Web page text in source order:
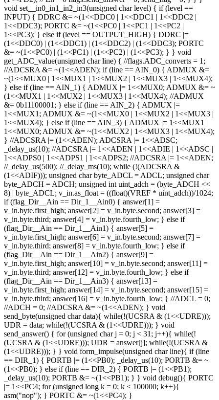
void set__in0_in1_in2_in3(unsigned char level) { if (level ==
INPUT) { DDRC &= ~(1<<DDC0 | 1<<DDC1 | 1<<DDC2 |
1<<DDC3); PORTC &= ~(1<<PC0 | 1<<PC1 | 1<<PC2 |
1<<PC3); } else if (level == OUTPUT_HIGH) { DDRC |=
(1<<DDC0) | (1<<DDC1) | (1<<DDC2) | (1<<DDC3); PORTC
&= ~(1<<PC0) | (1<<PC1) | (1<<PC2) | (1<<PC3); } } void
get_ADC_value(unsigned char line) { //flags.ADC_converts = 1;
//ADCSRA &= ~(1<<ADEN); if (line == AIN_0) { ADMUX &=
~(1<<MUX0 | 1<<MUX1 | 1<<MUX2 | 1<<MUX3 | 1<<MUX4);
} else if (line == AIN_1) { ADMUX |= 1<<MUX0; ADMUX &= ~
(1<<MUX1 | 1<<MUX2 | 1<<MUX3 | 1<<MUX4); //ADMUX
&= 0b11100001; } else if (line == AIN_2) { ADMUX |=
1<<MUX1; ADMUX &= ~(1<<MUX0 | 1<<MUX2 | 1<<MUX3 |
1<<MUX4); } else if (line == AIN_3) { ADMUX |= 1<<MUX1 |
1<<MUX0; ADMUX &= ~(1<<MUX2 | 1<<MUX3 | 1<<MUX4);
} //ADCSRA |= (1<<ADEN); ADCSRA |= 1<<ADSC;
_delay_us(10); //ADCSRA |= 1<<ADEN | 1<<ADIE | 1<<ADSC |
1<<ADPS0 | 1<<ADPS1 | 1<<ADPS2; //ADCSRA |= 1<<ADEN;
//_delay_us(500); //_delay_ms(10); while (!(ADCSRA &
(1<<ADIF))); unsigned char byte_ADCL = ADCL; unsigned char
byte_ADCH = ADCH; unsigned int uint_adch = (byte_ADCH <<
8) | byte_ADCL; v_in.as_float = ((float)(VREF * uint_adch))/1024;
if (flag_Dir__Ain == Dir_1__Ain0) { answer[1] =
v_in.byte.first_high; answer[2] = v_in.byte.second; answer[3] =
v_in.byte.third; answer[4] = v_in.byte.fourth_low; } else if
(flag_Dir__Ain == Dir_1__Ain1) { answer[5] =
v_in.byte.first_high; answer[6] = v_in.byte.second; answer[7] =
v_in.byte.third; answer[8] = v_in.byte.fourth_low; } else if
(flag_Dir__Ain == Dir_1__Ain2) { answer[9] =
v_in.byte.first_high; answer[10] = v_in.byte.second; answer[11] =
v_in.byte.third; answer[12] = v_in.byte.fourth_low; } else if
(flag_Dir__Ain == Dir_1__Ain3) { answer[13] =
v_in.byte.first_high; answer[14] = v_in.byte.second; answer[15] =
v_in.byte.third; answer[16] = v_in.byte.fourth_low; } //ADCL = 0;
//ADCH = 0; //ADCSRA &= ~(1<<ADEN); } void
send_byte(unsigned char data){ while(!(UCSRA & (1<<UDRE)));
UDR = data; while(!(UCSRA & (1<<UDRE))); } void
send_answer() { for (unsigned char j = 0; j < 31; j++){ while(!
(UCSRA & (1<<UDRE))); UDR = answer[j]; while(!(UCSRA &
(1<<UDRE))); } } void form_impulse(unsigned char line){ if (line
== DIR_1) { PORTB |= (1<<PB0); _delay_us(10); PORTB &= ~
(1<<PB0); } else if (line == DIR_2) { PORTB |= (1<<PB1);
_delay_us(10); PORTB &= ~(1<<PB1); } } void debug(){ PORTC
|= 1<<PC4; for (unsigned long k = 0; k < 100000; k++){
asm("nop"); } PORTC &= ~(1<<PC4); }